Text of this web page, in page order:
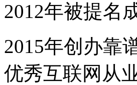
2012年被提名
2015年创办靠
优秀互联网从